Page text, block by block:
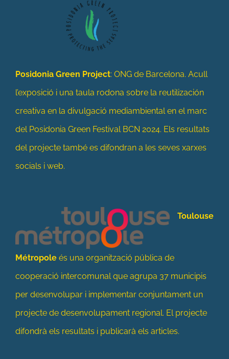
Posidonia Green Project: ONG de Barcelona. Acull
l’exposició i una taula rodona sobre la reutilización
creativa en la divulgació mediambiental en el marc
del Posidonia Green Festival BCN 2024. Els resultats
del projecte també es difondran a les seves xarxes
socials i web.
Toulouse
Métropole és una organització pública de
cooperació intercomunal que agrupa 37 municipis
per desenvolupar i implementar conjuntament un
projecte de desenvolupament regional. El projecte
difondrà els resultats i publicarà els articles.